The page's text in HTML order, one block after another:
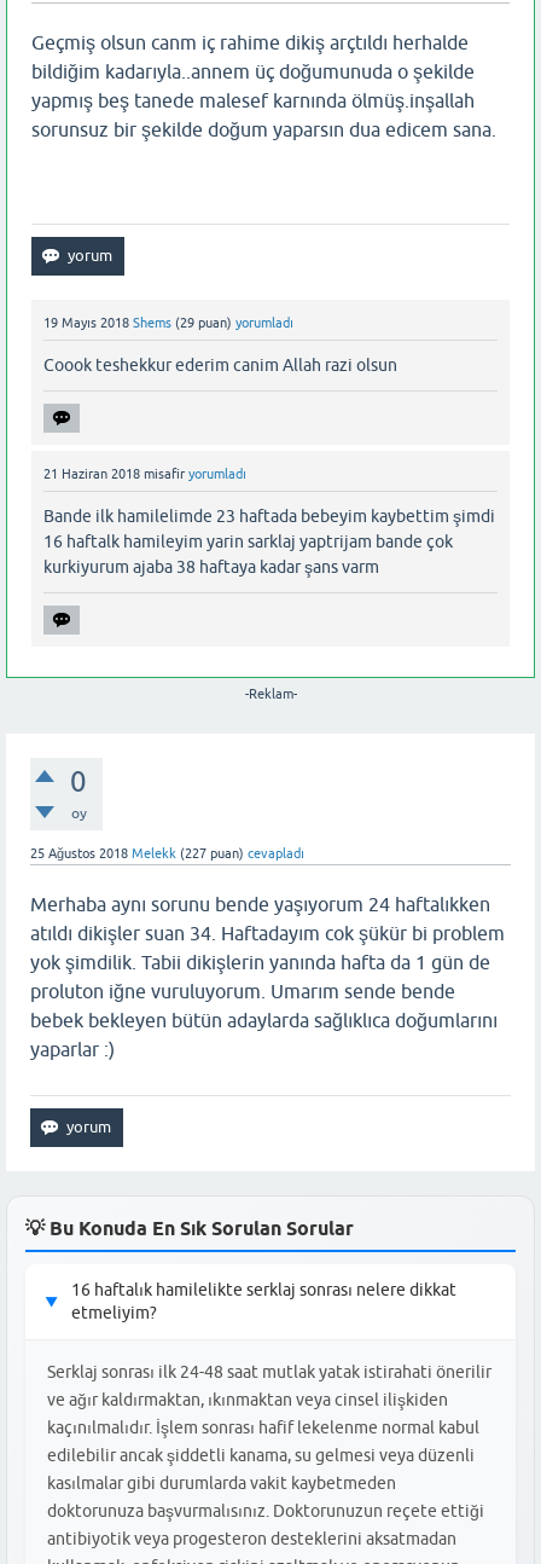
Geçmiş olsun canm iç rahime dikiş arçtıldı herhalde
bildiğim kadarıyla..annem üç doğumunuda o şekilde
yapmış beş tanede malesef karnında ölmüş.inşallah
sorunsuz bir şekilde doğum yaparsın dua edicem sana.
19 Mayıs 2018 Shems (29 puan) yorumladı
Coook teshekkur ederim canim Allah razi olsun
21 Haziran 2018 misafir yorumladı
Bande ilk hamilelimde 23 haftada bebeyim kaybettim şimdi
16 haftalk hamileyim yarin sarklaj yaptrijam bande çok
kurkiyurum ajaba 38 haftaya kadar şans varm
-Reklam-
0
oy
25 Ağustos 2018 Melekk (227 puan) cevapladı
Merhaba aynı sorunu bende yaşıyorum 24 haftalıkken
atıldı dikişler suan 34. Haftadayım cok şükür bi problem
yok şimdilik. Tabii dikişlerin yanında hafta da 1 gün de
proluton iğne vuruluyorum. Umarım sende bende
bebek bekleyen bütün adaylarda sağlıklıca doğumlarını
yaparlar :)
💡 Bu Konuda En Sık Sorulan Sorular
▶
16 haftalık hamilelikte serklaj sonrası nelere dikkat
etmeliyim?
Serklaj sonrası ilk 24-48 saat mutlak yatak istirahati önerilir
ve ağır kaldırmaktan, ıkınmaktan veya cinsel ilişkiden
kaçınılmalıdır. İşlem sonrası hafif lekelenme normal kabul
edilebilir ancak şiddetli kanama, su gelmesi veya düzenli
kasılmalar gibi durumlarda vakit kaybetmeden
doktorunuza başvurmalısınız. Doktorunuzun reçete ettiği
antibiyotik veya progesteron desteklerini aksatmadan